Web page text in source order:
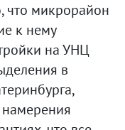
что микрорайон
к нему
на УНЦ
в
намерения